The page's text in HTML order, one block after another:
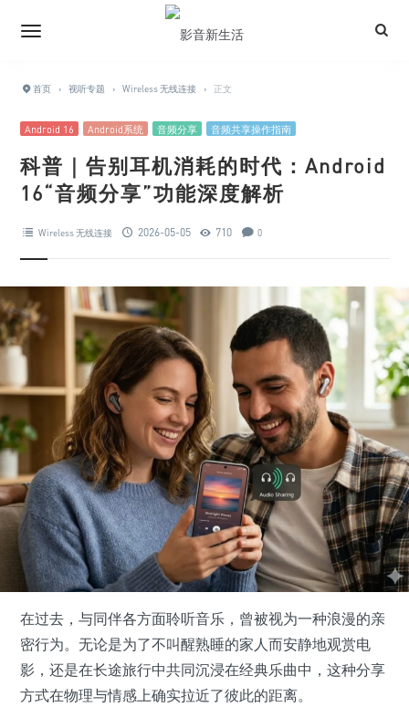
首页 › 视听专题 › Wireless 无线连接 › 正文
Android 16 Android系统 音频分享 音频共享操作指南
科普｜告别耳机消耗的时代：Android
16“音频分享”功能深度解析
Wireless 无线连接 2026-05-05 710 0
在过去，与同伴各方面聆听音乐，曾被视为一种浪漫的亲
密行为。无论是为了不叫醒熟睡的家人而安静地观赏电
影，还是在长途旅行中共同沉浸在经典乐曲中，这种分享
方式在物理与情感上确实拉近了彼此的距离。